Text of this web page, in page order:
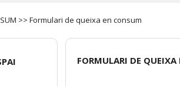
>> Formulari de queixa en consum
FORMULARI DE